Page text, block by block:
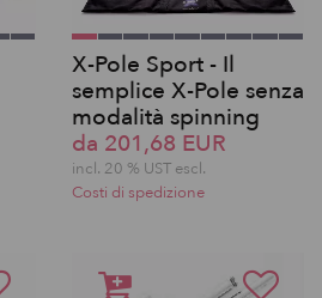
X-Pole Sport - Il
semplice X-Pole senza
modalità spinning
da 201,68 EUR
incl. 20 % UST escl.
Costi di spedizione